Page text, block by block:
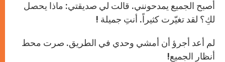
أصبح الجميع يمدحونني. قالت لي صديقتي: ماذا يحصل
لكِ؟ لقد تغيّرت كثيراً. أنتِ جميلة !
لم أعد أجرؤ أن أمشي وحدي في الطريق. صرت محط
أنظار الجميع!